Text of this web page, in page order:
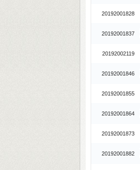
20192001828
20192001837
20192002119
20192001846
20192001855
20192001864
20192001873
20192001882